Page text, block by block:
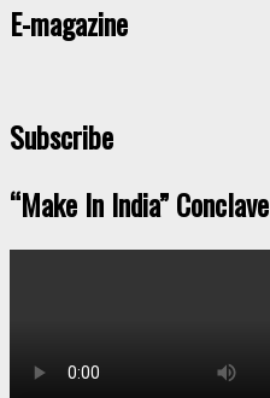
E-magazine
Subscribe
“Make In India” Conclave